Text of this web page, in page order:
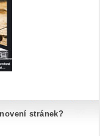
stránek?